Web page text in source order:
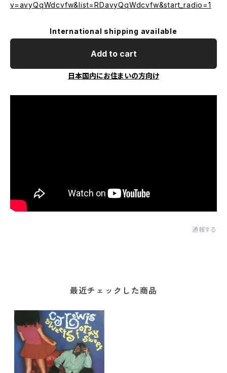
v=avyQqWdcvfw&list=RDavyQqWdcvfw&start_radio=1
International shipping available
Add to cart
日本国内にお住まいの方向け
通報する
最近チェックした商品